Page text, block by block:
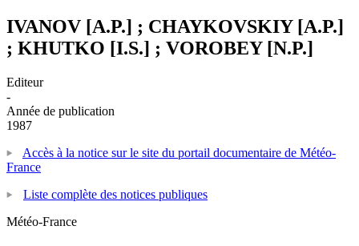
IVANOV [A.P.] ; CHAYKOVSKIY [A.P.]
; KHUTKO [I.S.] ; VOROBEY [N.P.]
Editeur
-
Année de publication
1987
Accès à la notice sur le site du portail documentaire de Météo-
France
Liste complète des notices publiques
Météo-France